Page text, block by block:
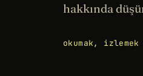
hakkında
okumak,